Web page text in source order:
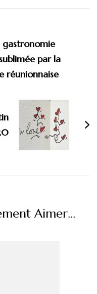
gastronomie
par la
réunionnaise
Aimer...